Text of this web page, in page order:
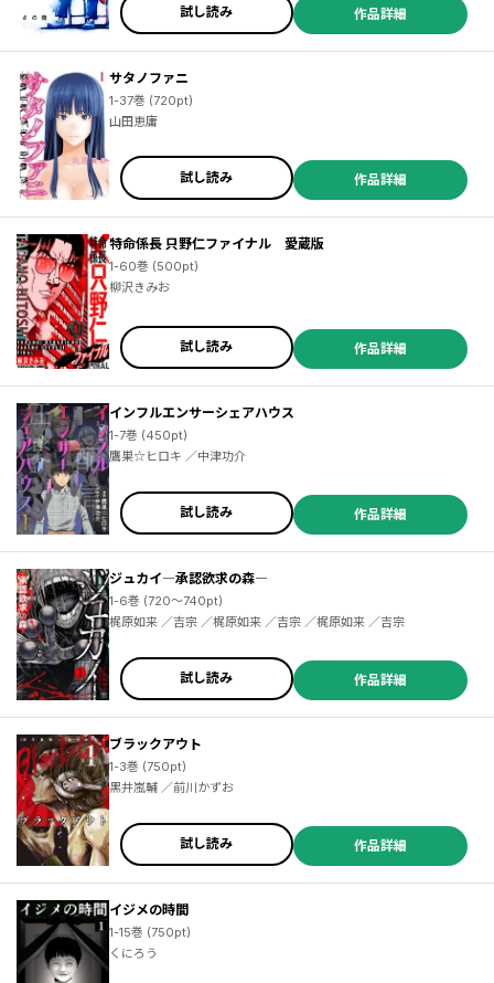
試し読み 作品詳細
サタノファニ
1-37巻 (720pt)
山田恵庸
試し読み 作品詳細
特命係長 只野仁ファイナル 愛蔵版
1-60巻 (500pt)
柳沢きみお
試し読み 作品詳細
インフルエンサーシェアハウス
1-7巻 (450pt)
鷹巣☆ヒロキ ／中津功介
試し読み 作品詳細
ジュカイ―承認欲求の森―
1-6巻 (720～740pt)
梶原如来 ／吉宗 ／梶原如来 ／吉宗 ／梶原如来 ／吉宗
試し読み 作品詳細
ブラックアウト
1-3巻 (750pt)
黒井嵐輔 ／前川かずお
試し読み 作品詳細
イジメの時間
1-15巻 (750pt)
くにろう